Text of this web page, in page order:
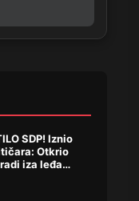
SDP! Iznio
Otkrio
iza leđa